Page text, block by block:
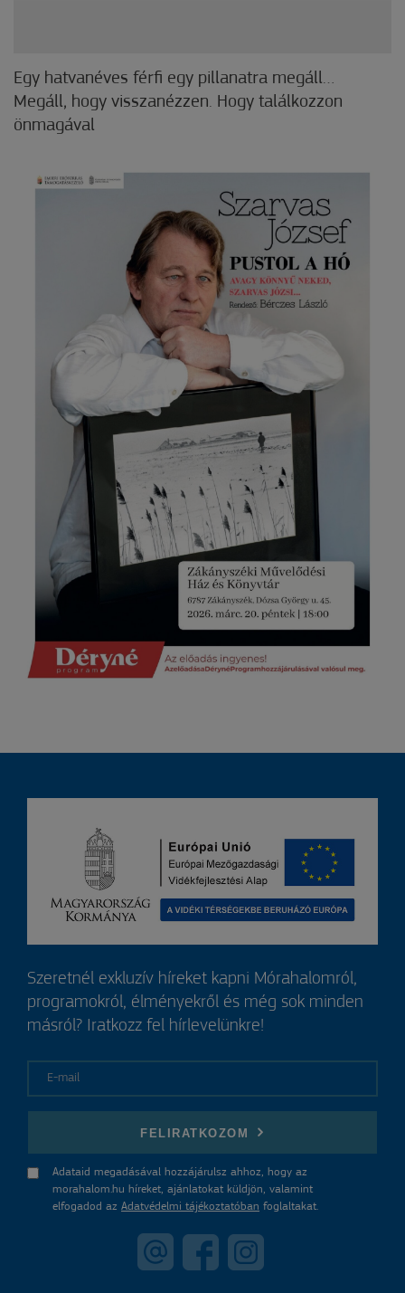
Egy hatvanéves férfi egy pillanatra megáll…
Megáll, hogy visszanézzen. Hogy találkozzon
önmagával
Szeretnél exkluzív híreket kapni Mórahalomról,
programokról, élményekről és még sok minden
másról? Iratkozz fel hírlevelünkre!
FELIRATKOZOM
Adataid megadásával hozzájárulsz ahhoz, hogy az
morahalom.hu híreket, ajánlatokat küldjön, valamint
elfogadod az Adatvédelmi tájékoztatóban foglaltakat.